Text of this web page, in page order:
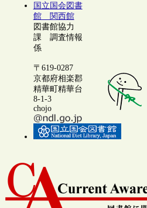
国立国会図書
館 関西館
図書館協力
課 調査情報
係
〒619-0287
京都府相楽郡
精華町精華台
8-1-3
chojo